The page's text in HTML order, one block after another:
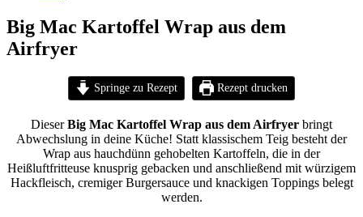
Big Mac Kartoffel Wrap aus dem
Airfryer
Springe zu Rezept Rezept drucken
DieserBig Mac Kartoffel Wrap aus dem Airfryer bringt
Abwechslung in deine Küche! Statt klassischem Teig besteht der
Wrap aus hauchdünn gehobelten Kartoffeln, die in der
Heißluftfritteuse knusprig gebacken und anschließend mit würzigem
Hackfleisch, cremiger Burgersauce und knackigen Toppings belegt
werden.